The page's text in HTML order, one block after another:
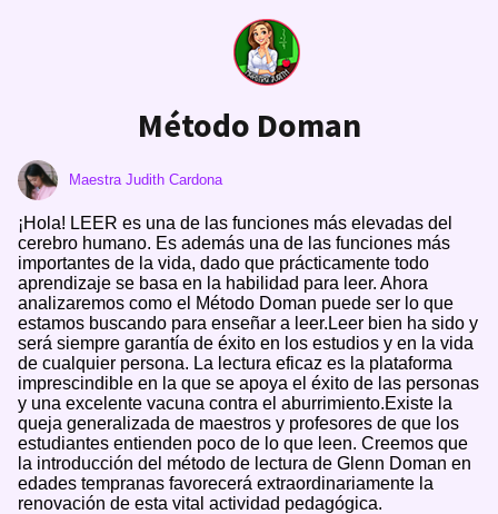
Método Doman
Maestra Judith Cardona
¡Hola! LEER es una de las funciones más elevadas del
cerebro humano. Es además una de las funciones más
importantes de la vida, dado que prácticamente todo
aprendizaje se basa en la habilidad para leer. Ahora
analizaremos como el Método Doman puede ser lo que
estamos buscando para enseñar a leer.Leer bien ha sido y
será siempre garantía de éxito en los estudios y en la vida
de cualquier persona. La lectura eficaz es la plataforma
imprescindible en la que se apoya el éxito de las personas
y una excelente vacuna contra el aburrimiento.Existe la
queja generalizada de maestros y profesores de que los
estudiantes entienden poco de lo que leen. Creemos que
la introducción del método de lectura de Glenn Doman en
edades tempranas favorecerá extraordinariamente la
renovación de esta vital actividad pedagógica.